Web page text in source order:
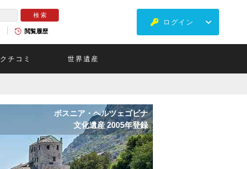
閲覧履歴
ログイン
クチコミ 世界遺産
ボスニア・ヘルツェゴビナ
文化遺産 2005年登録